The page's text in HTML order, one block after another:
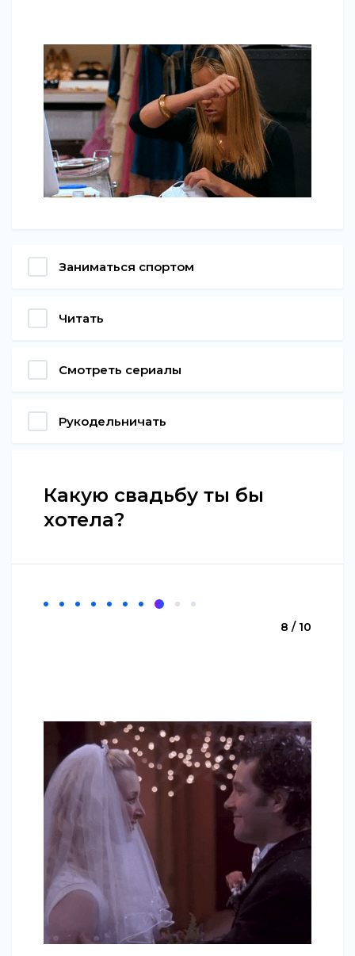
Заниматься спортом
Читать
Смотреть сериалы
Рукодельничать
Какую свадьбу ты бы
хотела?
8 / 10